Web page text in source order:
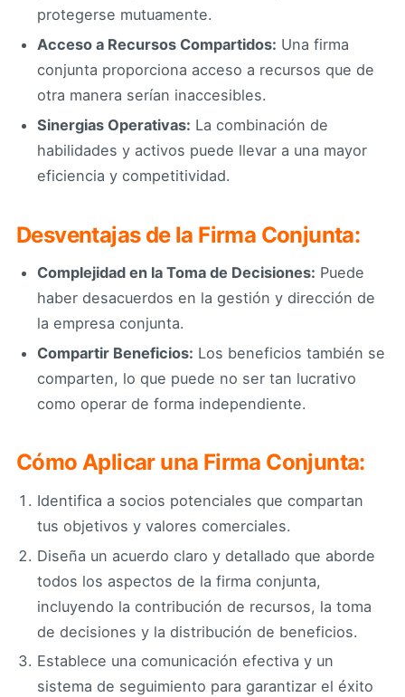
protegerse mutuamente.
Acceso a Recursos Compartidos: Una firma
conjunta proporciona acceso a recursos que de
otra manera serían inaccesibles.
Sinergias Operativas: La combinación de
habilidades y activos puede llevar a una mayor
eficiencia y competitividad.
Desventajas de la Firma Conjunta:
Complejidad en la Toma de Decisiones: Puede
haber desacuerdos en la gestión y dirección de
la empresa conjunta.
Compartir Beneficios: Los beneficios también se
comparten, lo que puede no ser tan lucrativo
como operar de forma independiente.
Cómo Aplicar una Firma Conjunta:
Identifica a socios potenciales que compartan
tus objetivos y valores comerciales.
Diseña un acuerdo claro y detallado que aborde
todos los aspectos de la firma conjunta,
incluyendo la contribución de recursos, la toma
de decisiones y la distribución de beneficios.
Establece una comunicación efectiva y un
sistema de seguimiento para garantizar el éxito